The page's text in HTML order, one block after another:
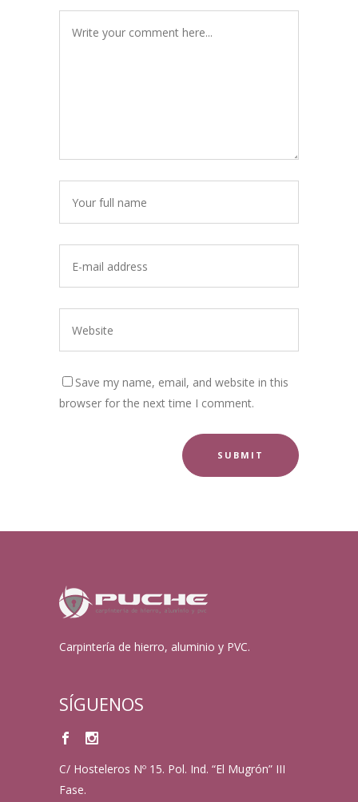
Save my name, email, and website in this
browser for the next time I comment.
Carpintería de hierro, aluminio y PVC.
SÍGUENOS
C/ Hosteleros Nº 15. Pol. Ind. “El Mugrón” III
Fase.